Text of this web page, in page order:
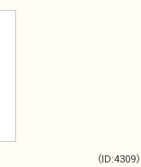
（ID:4309）